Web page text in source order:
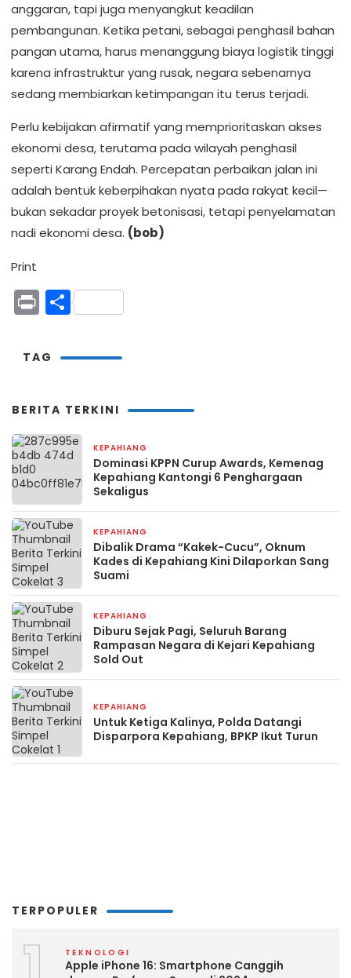
anggaran, tapi juga menyangkut keadilan
pembangunan. Ketika petani, sebagai penghasil bahan
pangan utama, harus menanggung biaya logistik tinggi
karena infrastruktur yang rusak, negara sebenarnya
sedang membiarkan ketimpangan itu terus terjadi.
Perlu kebijakan afirmatif yang memprioritaskan akses
ekonomi desa, terutama pada wilayah penghasil
seperti Karang Endah. Percepatan perbaikan jalan ini
adalah bentuk keberpihakan nyata pada rakyat kecil—
bukan sekadar proyek betonisasi, tetapi penyelamatan
nadi ekonomi desa. (bob)
Print
PrintShare
TAG
BERITA TERKINI
KEPAHIANG
Dominasi KPPN Curup Awards, Kemenag
Kepahiang Kantongi 6 Penghargaan
Sekaligus
KEPAHIANG
Dibalik Drama “Kakek-Cucu”, Oknum
Kades di Kepahiang Kini Dilaporkan Sang
Suami
KEPAHIANG
Diburu Sejak Pagi, Seluruh Barang
Rampasan Negara di Kejari Kepahiang
Sold Out
KEPAHIANG
Untuk Ketiga Kalinya, Polda Datangi
Disparpora Kepahiang, BPKP Ikut Turun
TERPOPULER
TEKNOLOGI
Apple iPhone 16: Smartphone Canggih